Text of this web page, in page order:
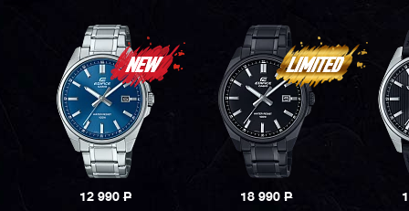
12 990P 18 990P